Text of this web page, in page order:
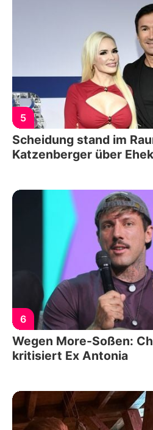
5
Scheidung stand im
Katzenberger über
6
Wegen More-Soßen:
kritisiert Ex Antonia